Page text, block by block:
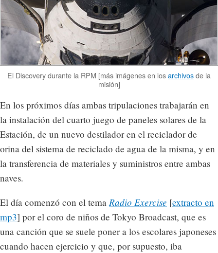
El Discovery durante la RPM [más imágenes en losarchivosde la
misión]
En los próximos días ambas tripulaciones trabajarán en
la instalación del cuarto juego de paneles solares de la
Estación, de un nuevo destilador en el reciclador de
orina del sistema de reciclado de agua de la misma, y en
la transferencia de materiales y suministros entre ambas
naves.
El día comenzó con el tema Radio Exercise [extracto en
mp3] por el coro de niños de Tokyo Broadcast, que es
una canción que se suele poner a los escolares japoneses
cuando hacen ejercicio y que, por supuesto, iba